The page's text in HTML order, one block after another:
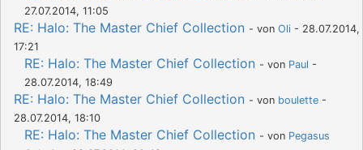
27.07.2014, 11:05
RE: Halo: The Master Chief Collection - von Oli - 28.07.2014,
17:21
RE: Halo: The Master Chief Collection - von Paul -
28.07.2014, 18:49
RE: Halo: The Master Chief Collection - von boulette -
28.07.2014, 18:10
RE: Halo: The Master Chief Collection - von Pegasus